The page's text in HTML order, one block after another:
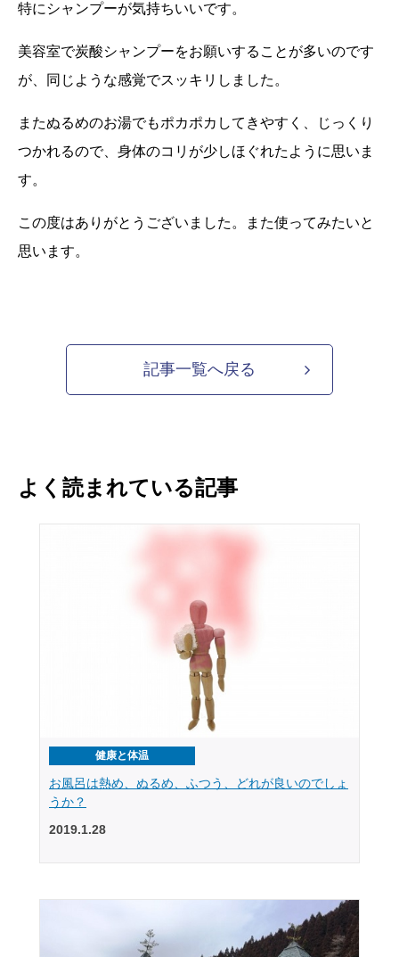
特にシャンプーが気持ちいいです。
美容室で炭酸シャンプーをお願いすることが多いのです
が、同じような感覚でスッキリしました。
またぬるめのお湯でもポカポカしてきやすく、じっくり
つかれるので、身体のコリが少しほぐれたように思いま
す。
この度はありがとうございました。また使ってみたいと
思います。
記事一覧へ戻る
よく読まれている記事
健康と体温
お風呂は熱め、ぬるめ、ふつう、どれが良いのでしょ
うか？
2019.1.28